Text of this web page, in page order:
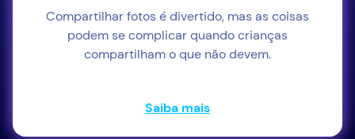
Compartilhar fotos é divertido, mas as coisas
podem se complicar quando crianças
compartilham o que não devem.
Saiba mais